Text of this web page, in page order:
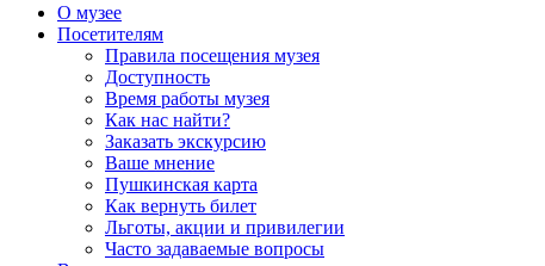
О музее
Посетителям
Правила посещения музея
Доступность
Время работы музея
Как нас найти?
Заказать экскурсию
Ваше мнение
Пушкинская карта
Как вернуть билет
Льготы, акции и привилегии
Часто задаваемые вопросы